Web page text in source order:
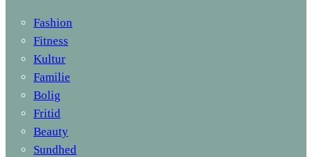
Fashion
Fitness
Kultur
Familie
Bolig
Fritid
Beauty
Sundhed